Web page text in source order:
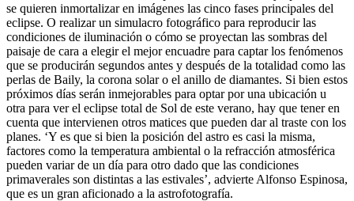
se quieren inmortalizar en imágenes las cinco fases principales del
eclipse. O realizar un simulacro fotográfico para reproducir las
condiciones de iluminación o cómo se proyectan las sombras del
paisaje de cara a elegir el mejor encuadre para captar los fenómenos
que se producirán segundos antes y después de la totalidad como las
perlas de Baily, la corona solar o el anillo de diamantes. Si bien estos
próximos días serán inmejorables para optar por una ubicación u
otra para ver el eclipse total de Sol de este verano, hay que tener en
cuenta que intervienen otros matices que pueden dar al traste con los
planes. ‘Y es que si bien la posición del astro es casi la misma,
factores como la temperatura ambiental o la refracción atmosférica
pueden variar de un día para otro dado que las condiciones
primaverales son distintas a las estivales’, advierte Alfonso Espinosa,
que es un gran aficionado a la astrofotografía.